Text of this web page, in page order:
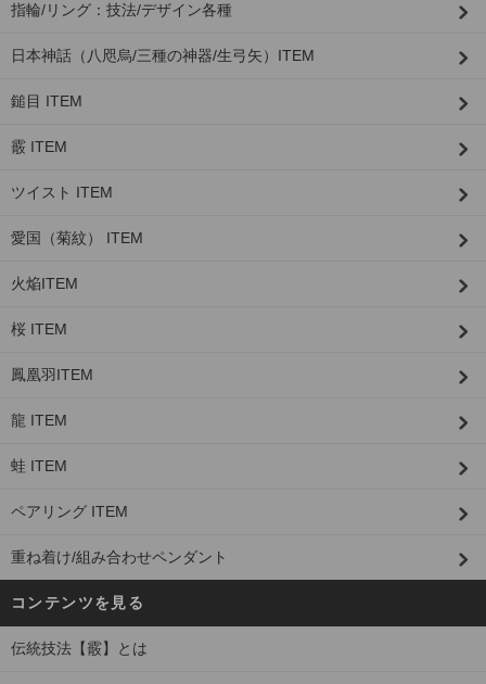
指輪/リング：技法/デザイン各種
日本神話（八咫烏/三種の神器/生弓矢）ITEM
鎚目 ITEM
霰 ITEM
ツイスト ITEM
愛国（菊紋） ITEM
火焔ITEM
桜 ITEM
鳳凰羽ITEM
龍 ITEM
蛙 ITEM
ペアリング ITEM
重ね着け/組み合わせペンダント
コンテンツを見る
伝統技法【霰】とは